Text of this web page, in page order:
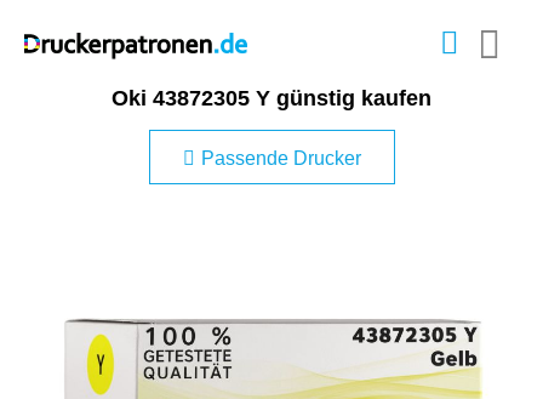
Oki 43872305 Y günstig kaufen
Passende Drucker